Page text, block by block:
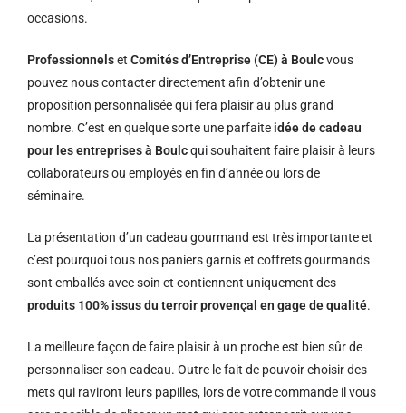
occasions.
Professionnelset Comités d’Entreprise (CE) à Boulcvous
pouvez nous contacter directement afin d’obtenir une
proposition personnalisée qui fera plaisir au plus grand
nombre. C’est en quelque sorte une parfaite idée de cadeau
pour les entreprises à Boulcqui souhaitent faire plaisir à leurs
collaborateurs ou employés en fin d’année ou lors de
séminaire.
La présentation d’un cadeau gourmand est très importante et
c’est pourquoi tous nos paniers garnis et coffrets gourmands
sont emballés avec soin et contiennent uniquement des
produits 100% issus du terroir provençal en gage de qualité.
La meilleure façon de faire plaisir à un proche est bien sûr de
personnaliser son cadeau. Outre le fait de pouvoir choisir des
mets qui raviront leurs papilles, lors de votre commande il vous